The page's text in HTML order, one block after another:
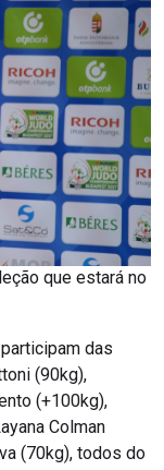
que estará no
das
(90kg),
(+100kg),
Colman
(70kg), todos do